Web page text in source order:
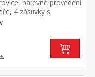
barevné provedení
4 zásuvky s
police